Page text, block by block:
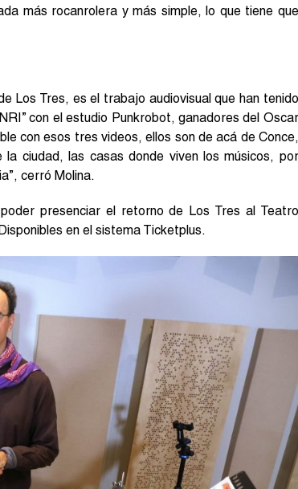
más rocanrolera y más simple, lo que tiene que
Los Tres, es el trabajo audiovisual que han tenido
con el estudio Punkrobot, ganadores del Oscar
con esos tres videos, ellos son de acá de Conce,
ciudad, las casas donde viven los músicos, por
cerró Molina.
presenciar el retorno de Los Tres al Teatro
en el sistema Ticketplus.